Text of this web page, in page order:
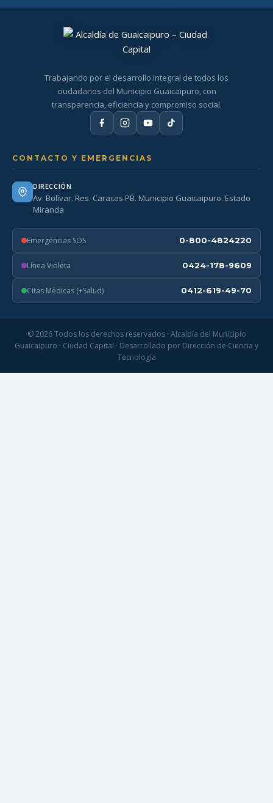
Trabajando por el desarrollo integral de todos los
ciudadanos del Municipio Guaicaipuro, con
transparencia, eficiencia y compromiso social.
CONTACTO Y EMERGENCIAS
DIRECCIÓN
Av. Bolívar. Res. Caracas PB. Municipio Guaicaipuro. Estado
Miranda
Emergencias SOS 0-800-4824220
Línea Violeta 0424-178-9609
Citas Médicas (+Salud) 0412-619-49-70
© 2026 Todos los derechos reservados · Alcaldía del Municipio
Guaicaipuro · Ciudad Capital · Desarrollado por Dirección de Ciencia y
Tecnología